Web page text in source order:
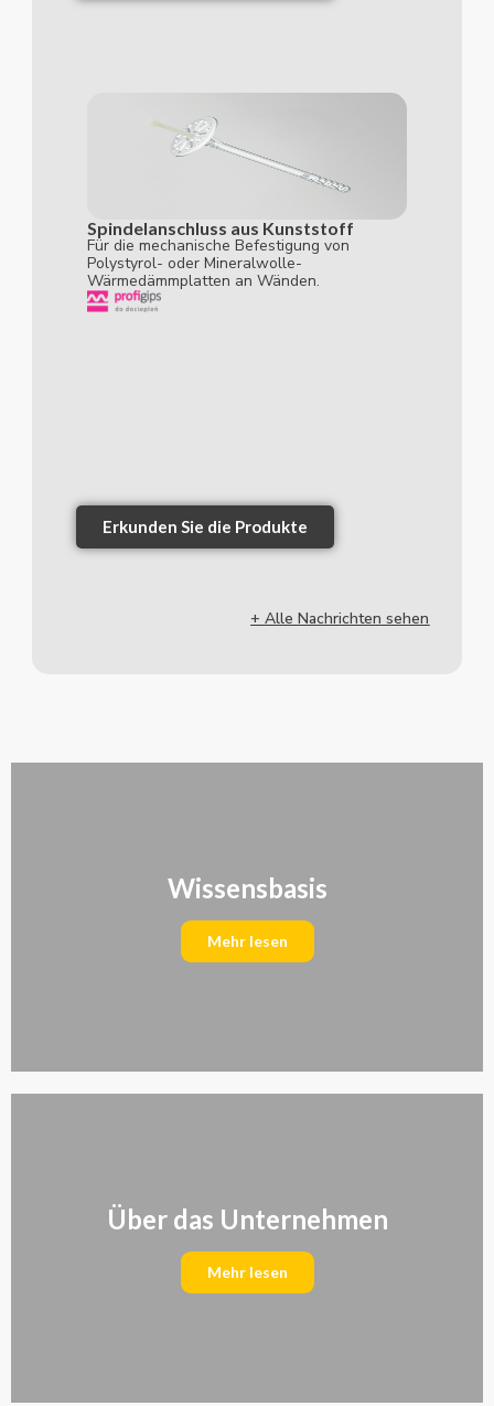
Spindelanschluss aus Kunststoff
Für die mechanische Befestigung von
Polystyrol- oder Mineralwolle-
Wärmedämmplatten an Wänden.
Erkunden Sie die Produkte
+ Alle Nachrichten sehen
Wissensbasis
Mehr lesen
Über das Unternehmen
Mehr lesen